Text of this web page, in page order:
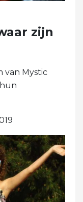
zijn
van Mystic